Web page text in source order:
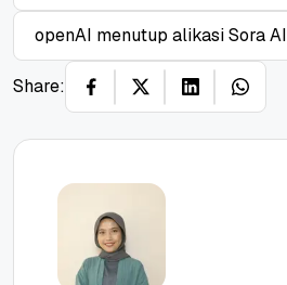
openAI menutup alikasi Sora AI
Share: